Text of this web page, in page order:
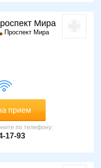
Мира
Проспект Мира
прием
по телефону:
17-93